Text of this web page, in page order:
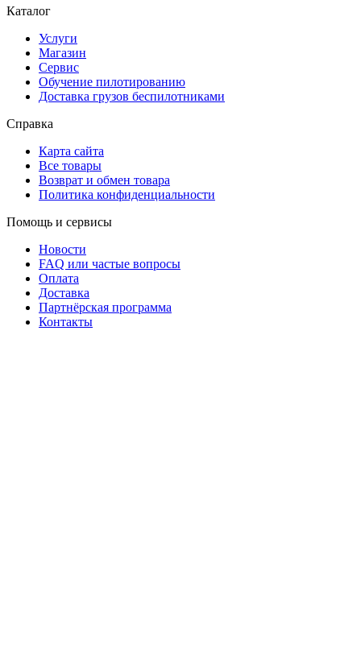
Каталог
Услуги
Магазин
Сервис
Обучение пилотированию
Доставка грузов беспилотниками
Справка
Карта сайта
Все товары
Возврат и обмен товара
Политика конфиденциальности
Помощь и сервисы
Новости
FAQ или частые вопросы
Оплата
Доставка
Партнёрская программа
Контакты